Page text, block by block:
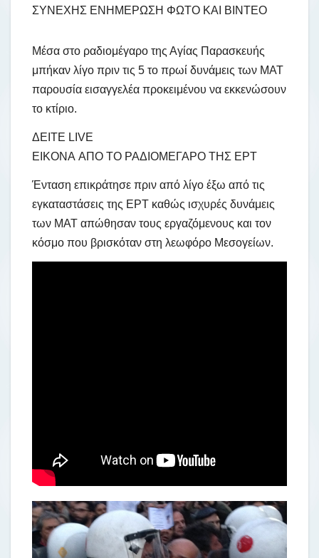
ΣΥΝΕΧΗΣ ΕΝΗΜΕΡΩΣΗ ΦΩΤΟ ΚΑΙ ΒΙΝΤΕΟ
Μέσα στο ραδιομέγαρο της Αγίας Παρασκευής
μπήκαν λίγο πριν τις 5 το πρωί δυνάμεις των ΜΑΤ
παρουσία εισαγγελέα προκειμένου να εκκενώσουν
το κτίριο.
ΔΕΙΤΕ LIVE
ΕΙΚΟΝΑ ΑΠΟ ΤΟ ΡΑΔΙΟΜΕΓΑΡΟ ΤΗΣ ΕΡΤ
Ένταση επικράτησε πριν από λίγο έξω από τις
εγκαταστάσεις της ΕΡΤ καθώς ισχυρές δυνάμεις
των ΜΑΤ απώθησαν τους εργαζόμενους και τον
κόσμο που βρισκόταν στη λεωφόρο Μεσογείων.